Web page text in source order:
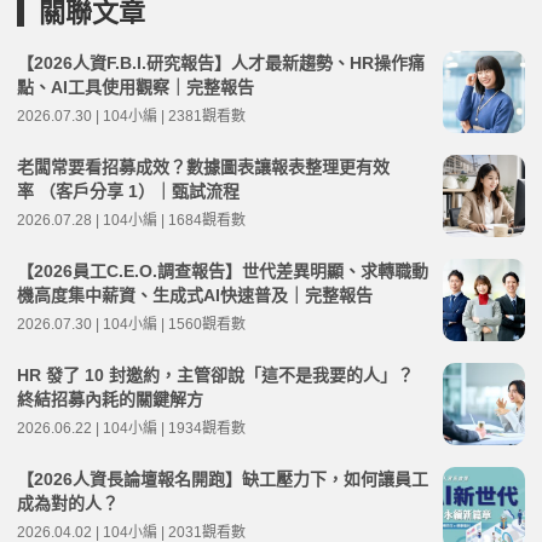
關聯文章
【2026人資F.B.I.研究報告】人才最新趨勢、HR操作痛
點、AI工具使用觀察｜完整報告
2026.07.30 | 104小編 | 2381觀看數
老闆常要看招募成效？數據圖表讓報表整理更有效
率 （客戶分享 1）｜甄試流程
2026.07.28 | 104小編 | 1684觀看數
【2026員工C.E.O.調查報告】世代差異明顯、求轉職動
機高度集中薪資、生成式AI快速普及｜完整報告
2026.07.30 | 104小編 | 1560觀看數
HR 發了 10 封邀約，主管卻說「這不是我要的人」？
終結招募內耗的關鍵解方
2026.06.22 | 104小編 | 1934觀看數
【2026人資長論壇報名開跑】缺工壓力下，如何讓員工
成為對的人？
2026.04.02 | 104小編 | 2031觀看數